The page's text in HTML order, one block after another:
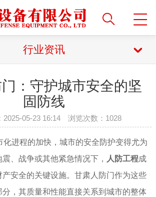
行业资讯
：守护城市安全的坚
固防线
2025-05-23 16:14 浏览次数： 1028
化进程的加快，城市的安全防护变得尤为
、战争或其他紧急情况下， 人防工程成
产安全的关键设施。甘肃人防门作为这些
，其质量和性能直接关系到城市的整体